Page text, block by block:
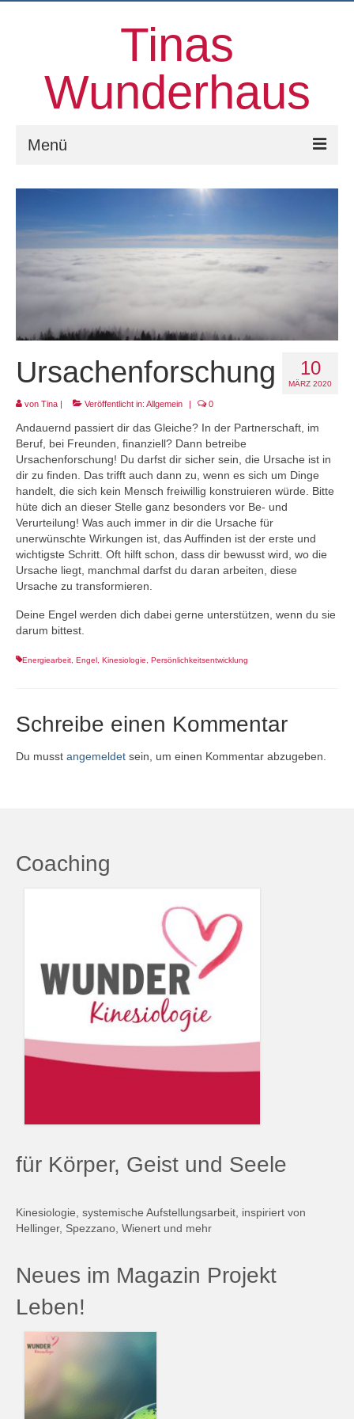
Tinas
Wunderhaus
Menü
Willkommen
Familienaufstellungen und mehr
Prozessorientierter Aufstellungstag
Projekt LEBEN!
10
MÄRZ 2020
Ursachenforschung
von Tina Veröffentlicht in: Allgemein 0
Andauernd passiert dir das Gleiche? In der Partnerschaft, im
Beruf, bei Freunden, finanziell? Dann betreibe
Ursachenforschung! Du darfst dir sicher sein, die Ursache ist in
dir zu finden. Das trifft auch dann zu, wenn es sich um Dinge
handelt, die sich kein Mensch freiwillig konstruieren würde. Bitte
hüte dich an dieser Stelle ganz besonders vor Be- und
Verurteilung! Was auch immer in dir die Ursache für
unerwünschte Wirkungen ist, das Auffinden ist der erste und
wichtigste Schritt. Oft hilft schon, dass dir bewusst wird, wo die
Ursache liegt, manchmal darfst du daran arbeiten, diese
Ursache zu transformieren.
Deine Engel werden dich dabei gerne unterstützen, wenn du sie
darum bittest.
Energiearbeit, Engel , Kinesiologie, Persönlichkeitsentwicklung
Schreibe einen Kommentar
Du musst angemeldet sein, um einen Kommentar abzugeben.
Coaching
für Körper, Geist und Seele
Kinesiologie, systemische Aufstellungsarbeit, inspiriert von
Hellinger, Spezzano, Wienert und mehr
Neues im Magazin Projekt
Leben!